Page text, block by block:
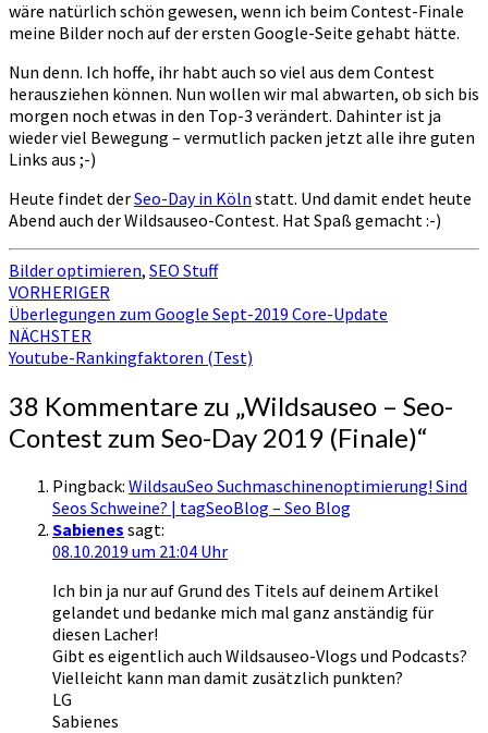
wäre natürlich schön gewesen, wenn ich beim Contest-Finale
meine Bilder noch auf der ersten Google-Seite gehabt hätte.
Nun denn. Ich hoffe, ihr habt auch so viel aus dem Contest
herausziehen können. Nun wollen wir mal abwarten, ob sich bis
morgen noch etwas in den Top-3 verändert. Dahinter ist ja
wieder viel Bewegung – vermutlich packen jetzt alle ihre guten
Links aus ;-)
Heute findet derSeo-Day in Köln statt. Und damit endet heute
Abend auch der Wildsauseo-Contest. Hat Spaß gemacht :-)
Bilder optimieren, SEO Stuff
Beitragsnavigation
VORHERIGER
Überlegungen zum Google Sept-2019 Core-Update
NÄCHSTER
Youtube-Rankingfaktoren (Test)
38 Kommentare zu „Wildsauseo – Seo-
Contest zum Seo-Day 2019 (Finale)“
Pingback: WildsauSeo Suchmaschinenoptimierung! Sind
Seos Schweine? | tagSeoBlog – Seo Blog
Sabienes sagt:
08.10.2019 um 21:04 Uhr
Ich bin ja nur auf Grund des Titels auf deinem Artikel
gelandet und bedanke mich mal ganz anständig für
diesen Lacher!
Gibt es eigentlich auch Wildsauseo-Vlogs und Podcasts?
Vielleicht kann man damit zusätzlich punkten?
LG
Sabienes